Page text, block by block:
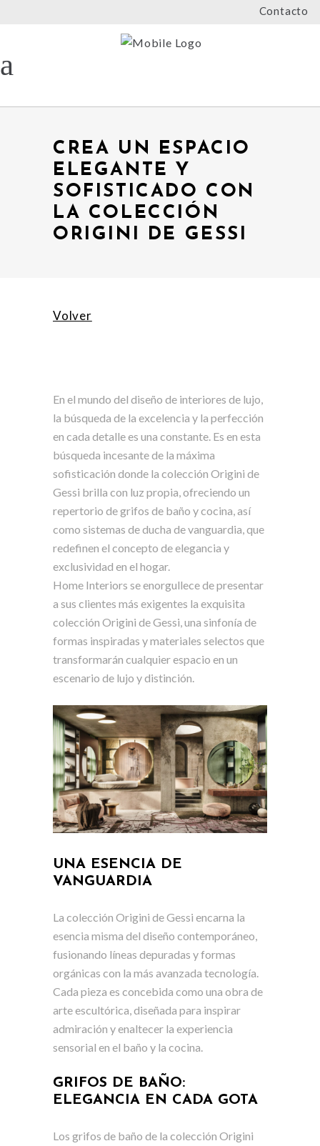
Contacto
CREA UN ESPACIO
ELEGANTE Y
SOFISTICADO CON
LA COLECCIÓN
ORIGINI DE GESSI
Volver
En el mundo del diseño de interiores de lujo,
la búsqueda de la excelencia y la perfección
en cada detalle es una constante. Es en esta
búsqueda incesante de la máxima
sofisticación donde la colección Origini de
Gessi brilla con luz propia, ofreciendo un
repertorio de grifos de baño y cocina, así
como sistemas de ducha de vanguardia, que
redefinen el concepto de elegancia y
exclusividad en el hogar.
Home Interiors se enorgullece de presentar
a sus clientes más exigentes la exquisita
colección Origini de Gessi, una sinfonía de
formas inspiradas y materiales selectos que
transformarán cualquier espacio en un
escenario de lujo y distinción.
UNA ESENCIA DE
VANGUARDIA
La colección Origini de Gessi encarna la
esencia misma del diseño contemporáneo,
fusionando líneas depuradas y formas
orgánicas con la más avanzada tecnología.
Cada pieza es concebida como una obra de
arte escultórica, diseñada para inspirar
admiración y enaltecer la experiencia
sensorial en el baño y la cocina.
GRIFOS DE BAÑO:
ELEGANCIA EN CADA GOTA
Los grifos de baño de la colección Origini